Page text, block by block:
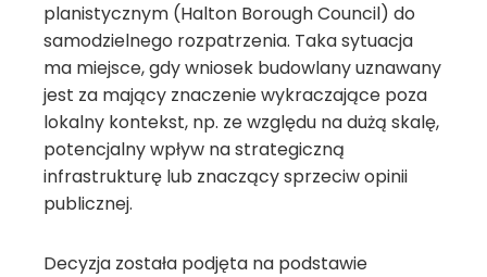
planistycznym (Halton Borough Council) do
samodzielnego rozpatrzenia. Taka sytuacja
ma miejsce, gdy wniosek budowlany uznawany
jest za mający znaczenie wykraczające poza
lokalny kontekst, np. ze względu na dużą skalę,
potencjalny wpływ na strategiczną
infrastrukturę lub znaczący sprzeciw opinii
publicznej.
Decyzja została podjęta na podstawie